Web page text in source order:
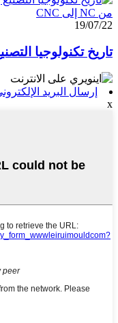
19/07/22
تاريخ تكنولوجيا
إرسال البريد
x